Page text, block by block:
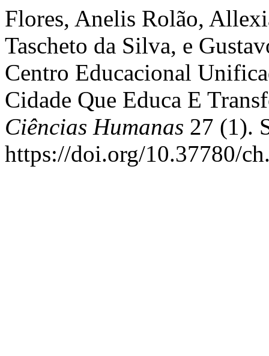
Flores, Anelis Rolão,
Tascheto da Silva, e
Centro Educacional
Cidade Que Educa E
Ciências Humanas 27 (1).
https://doi.org/10.37780/